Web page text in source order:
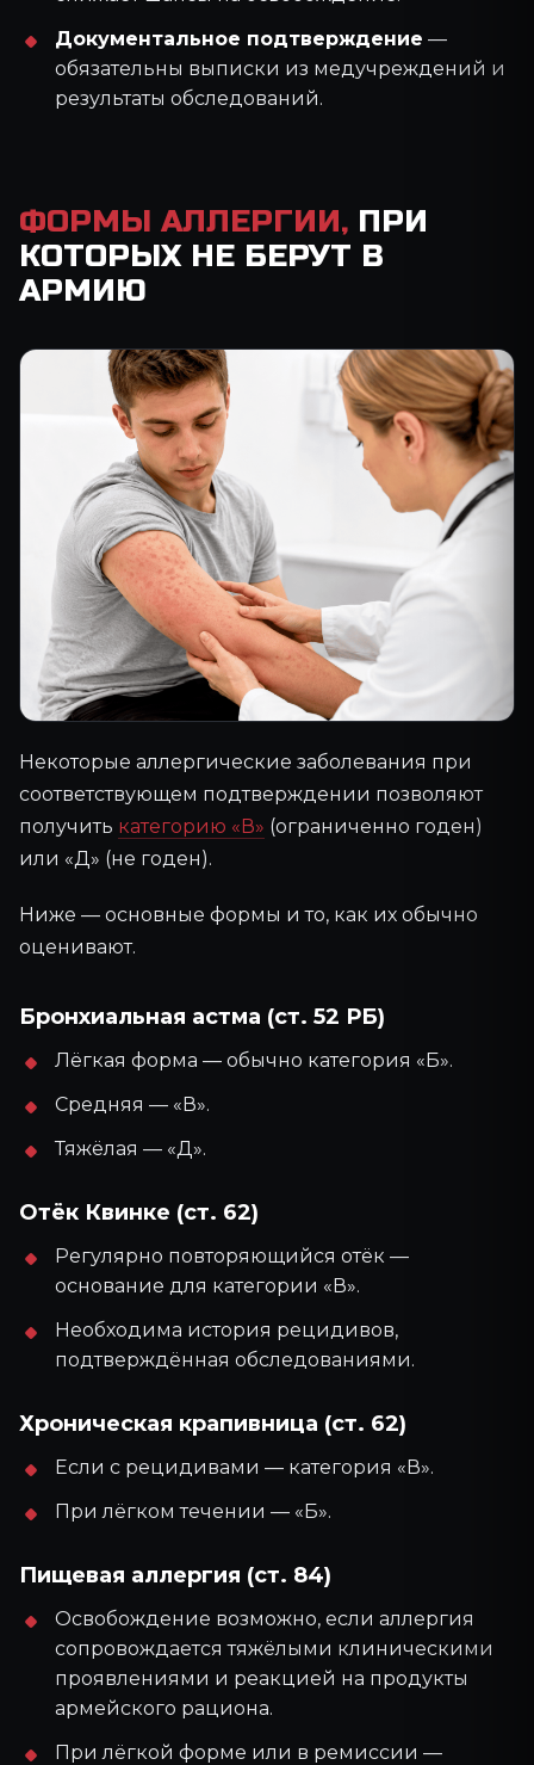
Документальное подтверждение —
обязательны выписки из медучреждений и
результаты обследований.
ФОРМЫ АЛЛЕРГИИ, ПРИ
КОТОРЫХ НЕ БЕРУТ В
АРМИЮ
Некоторые аллергические заболевания при
соответствующем подтверждении позволяют
получить категорию «В» (ограниченно годен)
или «Д» (не годен).
Ниже — основные формы и то, как их обычно
оценивают.
Бронхиальная астма (ст. 52 РБ)
Лёгкая форма — обычно категория «Б».
Средняя — «В».
Тяжёлая — «Д».
Отёк Квинке (ст. 62)
Регулярно повторяющийся отёк —
основание для категории «В».
Необходима история рецидивов,
подтверждённая обследованиями.
Хроническая крапивница (ст. 62)
Если с рецидивами — категория «В».
При лёгком течении — «Б».
Пищевая аллергия (ст. 84)
Освобождение возможно, если аллергия
сопровождается тяжёлыми клиническими
проявлениями и реакцией на продукты
армейского рациона.
При лёгкой форме или в ремиссии —